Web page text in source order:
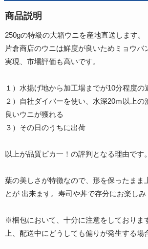
商品説明
250gの特級の大箱ウニを産地直送します。
片倉商店のウニは鮮度が良いためミョウバ
実現、市場評価も高いです。
１）水揚げ地から加工場までが10分程度の
２）自社ダイバーを使い、水深20ｍ以上
良いウニが獲れる
３）その日のうちに出荷
以上が品質ピカ一！の評判となる理由です。
葉の美しさが特徴なので、形を保ったまま
とが 出来ます。寿司や丼で存分にお楽しみ
※梱包において、十分に注意をしておりま
上、配送中にどうしても偏りが発生する場